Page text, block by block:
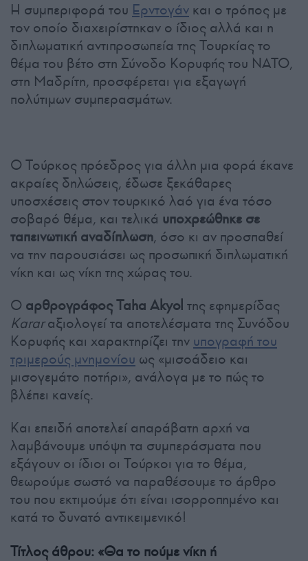
Η συμπεριφορά του Ερντογάν και ο τρόπος με
τον οποίο διαχειρίστηκαν ο ίδιος αλλά και η
διπλωματική αντιπροσωπεία της Τουρκίας το
θέμα του βέτο στη Σύνοδο Κορυφής του ΝΑΤΟ,
στη Μαδρίτη, προσφέρεται για εξαγωγή
πολύτιμων συμπερασμάτων.
Ο Τούρκος πρόεδρος για άλλη μια φορά έκανε
ακραίες δηλώσεις, έδωσε ξεκάθαρες
υποσχέσεις στον τουρκικό λαό για ένα τόσο
σοβαρό θέμα, και τελικά υποχρεώθηκε σε
ταπεινωτική αναδίπλωση, όσο κι αν προσπαθεί
να την παρουσιάσει ως προσωπική διπλωματική
νίκη και ως νίκη της χώρας του.
Ο αρθρογράφος Taha Akyol της εφημερίδας
Kararαξιολογεί τα αποτελέσματα της Συνόδου
Κορυφής και χαρακτηρίζει την υπογραφή του
τριμερούς μνημονίου ως «μισοάδειο και
μισογεμάτο ποτήρι», ανάλογα με το πώς το
βλέπει κανείς.
Και επειδή αποτελεί απαράβατη αρχή να
λαμβάνουμε υπόψη τα συμπεράσματα που
εξάγουν οι ίδιοι οι Τούρκοι για το θέμα,
θεωρούμε σωστό να παραθέσουμε το άρθρο
του που εκτιμούμε ότι είναι ισορροπημένο και
κατά το δυνατό αντικειμενικό!
Τίτλος άθρου: «Θα το πούμε νίκη ή